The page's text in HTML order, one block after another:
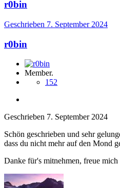
r0bin
Geschrieben 7. September 2024
r0bin
Member.
152
Geschrieben 7. September 2024
Schön geschrieben und sehr
dass du nicht mehr auf den Mond
Danke für's mitnehmen, freue